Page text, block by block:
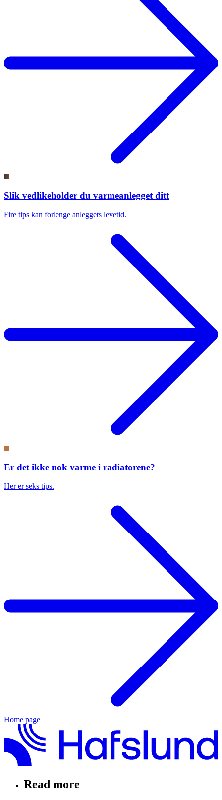
Slik vedlikeholder du varmeanlegget ditt
Fire tips kan forlenge anleggets levetid.
Er det ikke nok varme i radiatorene?
Her er seks tips.
Home page
Read more